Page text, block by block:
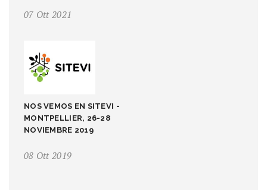
07 Ott 2021
NOS VEMOS EN SITEVI -
MONTPELLIER, 26-28
NOVIEMBRE 2019
08 Ott 2019